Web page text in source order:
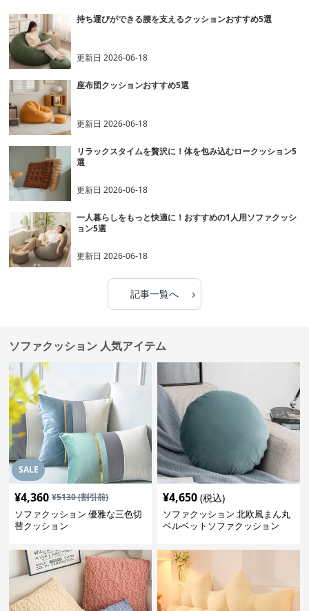
持ち運びができる腰を支えるクッションおすすめ5選
更新日2026-06-18
座布団クッションおすすめ5選
更新日2026-06-18
リラックスタイムを贅沢に！体を包み込むロークッション5
選
更新日2026-06-18
一人暮らしをもっと快適に！おすすめの1人用ソファクッシ
ョン5選
更新日2026-06-18
記事一覧へ ›
ソファクッション 人気アイテム
SALE
¥4,360 ¥5130(割引前)
ソファクッション 優雅な三色切
替クッション
¥4,650 (税込)
ソファクッション 北欧風まん丸
ベルベットソファクッション